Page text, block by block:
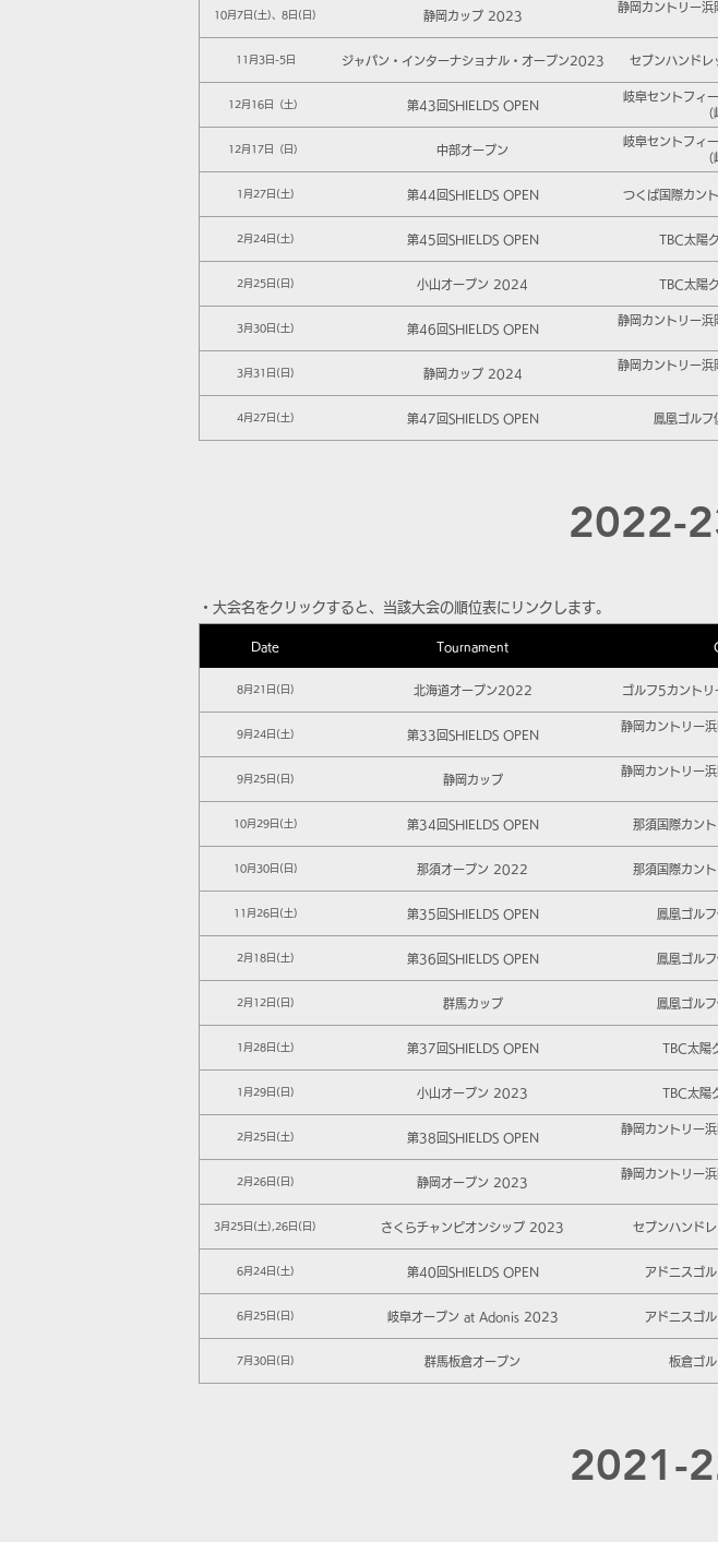
10月7日(土)、8日(日) 静岡カップ 2023
静岡カントリー浜
11月3日-5日 ジャパン・インターナショナル・オープン2023 セブンハンドレ
12月16日（土） 第43回SHIELDS OPEN
岐阜セントフィ
12月17日（日） 中部オープン
岐阜セントフィ
1月27日(土) 第44回SHIELDS OPEN つくば国際カン
2月24日(土) 第45回SHIELDS OPEN TBC太陽
2月25日(日) 小山オープン 2024 TBC太陽
3月30日(土) 第46回SHIELDS OPEN
静岡カントリー浜
3月31日(日) 静岡カップ 2024
静岡カントリー浜
4月27日(土) 第47回SHIELDS OPEN 鳳凰ゴルフ
2022-
​・大会名をクリックすると、当該大会の順位表にリンクします。
Date Tournament
8月21日(日) 北海道オープン2022 ゴルフ5カントリ
9月24日(土) 第33回SHIELDS OPEN
静岡カントリー
9月25日(日) 静岡カップ
静岡カントリー
10月29日(土) 第34回SHIELDS OPEN 那須国際カント
10月30日(日) 那須オープン 2022 那須国際カント
11月26日(土) 第35回SHIELDS OPEN 鳳凰ゴル
2月18日(土) 第36回SHIELDS OPEN 鳳凰ゴル
2月12日(日) 群馬カップ 鳳凰ゴル
1月28日(土) 第37回SHIELDS OPEN TBC太陽
1月29日(日) 小山オープン 2023 TBC太陽
2月25日(土) 第38回SHIELDS OPEN
静岡カントリー
2月26日(日) 静岡オープン 2023
静岡カントリー
3月25日(土),26日(日) さくらチャンピオンシップ 2023 セブンハンドレ
6月24日(土) 第40回SHIELDS OPEN アドニスゴル
6月25日(日) 岐阜オープン at Adonis 2023 アドニスゴル
7月30日(日) 群馬板倉オープン 板倉ゴル
2021-